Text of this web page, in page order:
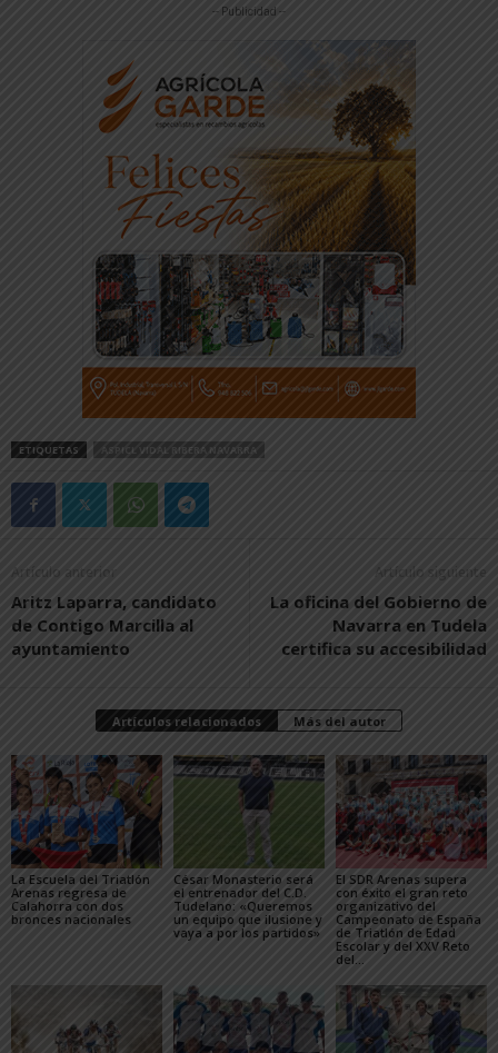
-- Publicidad --
ETIQUETAS ASPICL VIDAL RIBERA NAVARRA
Artículo anterior
Aritz Laparra, candidato
de Contigo Marcilla al
ayuntamiento
Artículo siguiente
La oficina del Gobierno de
Navarra en Tudela
certifica su accesibilidad
Artículos relacionados Más del autor
La Escuela del Triatlón
Arenas regresa de
Calahorra con dos
bronces nacionales
César Monasterio será
el entrenador del C.D.
Tudelano: «Queremos
un equipo que ilusione y
vaya a por los partidos»
El SDR Arenas supera
con éxito el gran reto
organizativo del
Campeonato de España
de Triatlón de Edad
Escolar y del XXV Reto
del...